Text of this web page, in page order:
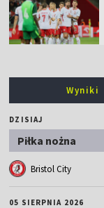
Wyniki
DZISIAJ
Piłka nożna
Bristol City
05 SIERPNIA 2026